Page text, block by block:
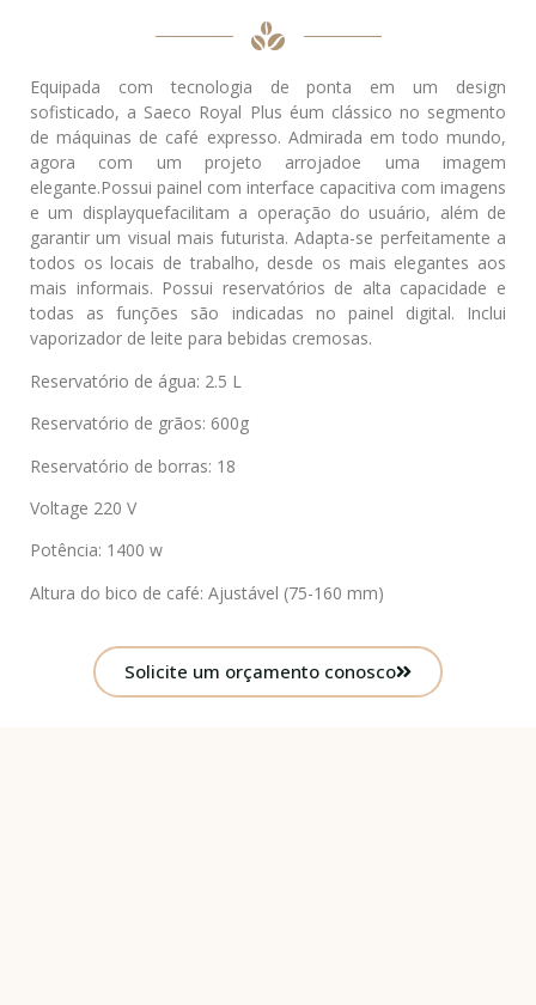
Equipada com tecnologia de ponta em um design
sofisticado, a Saeco Royal Plus éum clássico no segmento
de máquinas de café expresso. Admirada em todo mundo,
agora com um projeto arrojadoe uma imagem
elegante.Possui painel com interface capacitiva com imagens
e um displayquefacilitam a operação do usuário, além de
garantir um visual mais futurista. Adapta-se perfeitamente a
todos os locais de trabalho, desde os mais elegantes aos
mais informais. Possui reservatórios de alta capacidade e
todas as funções são indicadas no painel digital. Inclui
vaporizador de leite para bebidas cremosas.
Reservatório de água: 2.5 L
Reservatório de grãos: 600g
Reservatório de borras: 18
Voltage 220 V
Potência: 1400 w
Altura do bico de café: Ajustável (75-160 mm)
Solicite um orçamento conosco